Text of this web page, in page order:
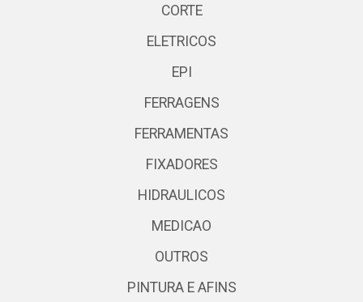
CORTE
ELETRICOS
EPI
FERRAGENS
FERRAMENTAS
FIXADORES
HIDRAULICOS
MEDICAO
OUTROS
PINTURA E AFINS